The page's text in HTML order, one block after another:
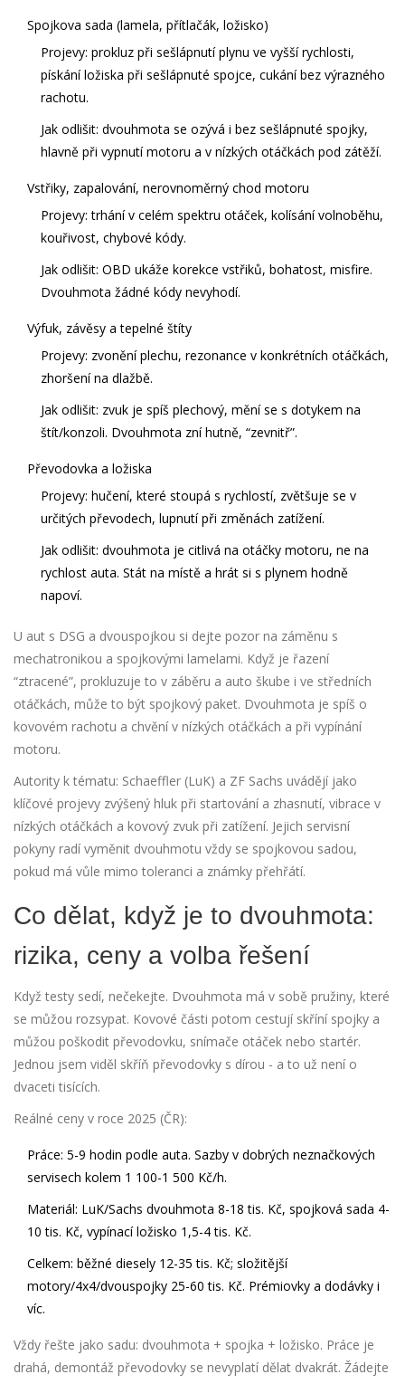
Spojkova sada (lamela, přítlačák, ložisko)
Projevy: prokluz při sešlápnutí plynu ve vyšší rychlosti,
pískání ložiska při sešlápnuté spojce, cukání bez výrazného
rachotu.
Jak odlišit: dvouhmota se ozývá i bez sešlápnuté spojky,
hlavně při vypnutí motoru a v nízkých otáčkách pod zátěží.
Vstřiky, zapalování, nerovnoměrný chod motoru
Projevy: trhání v celém spektru otáček, kolísání volnoběhu,
kouřivost, chybové kódy.
Jak odlišit: OBD ukáže korekce vstřiků, bohatost, misfire.
Dvouhmota žádné kódy nevyhodí.
Výfuk, závěsy a tepelné štíty
Projevy: zvonění plechu, rezonance v konkrétních otáčkách,
zhoršení na dlažbě.
Jak odlišit: zvuk je spíš plechový, mění se s dotykem na
štít/konzoli. Dvouhmota zní hutně, “zevnitř”.
Převodovka a ložiska
Projevy: hučení, které stoupá s rychlostí, zvětšuje se v
určitých převodech, lupnutí při změnách zatížení.
Jak odlišit: dvouhmota je citlivá na otáčky motoru, ne na
rychlost auta. Stát na místě a hrát si s plynem hodně
napoví.
U aut s DSG a dvouspojkou si dejte pozor na záměnu s
mechatronikou a spojkovými lamelami. Když je řazení
“ztracené”, prokluzuje to v záběru a auto škube i ve středních
otáčkách, může to být spojkový paket. Dvouhmota je spíš o
kovovém rachotu a chvění v nízkých otáčkách a při vypínání
motoru.
Autority k tématu: Schaeffler (LuK) a ZF Sachs uvádějí jako
klíčové projevy zvýšený hluk při startování a zhasnutí, vibrace v
nízkých otáčkách a kovový zvuk při zatížení. Jejich servisní
pokyny radí vyměnit dvouhmotu vždy se spojkovou sadou,
pokud má vůle mimo toleranci a známky přehřátí.
Co dělat, když je to dvouhmota:
rizika, ceny a volba řešení
Když testy sedí, nečekejte. Dvouhmota má v sobě pružiny, které
se můžou rozsypat. Kovové části potom cestují skříní spojky a
můžou poškodit převodovku, snímače otáček nebo startér.
Jednou jsem viděl skříň převodovky s dírou - a to už není o
dvaceti tisících.
Reálné ceny v roce 2025 (ČR):
Práce: 5-9 hodin podle auta. Sazby v dobrých neznačkových
servisech kolem 1 100-1 500 Kč/h.
Materiál: LuK/Sachs dvouhmota 8-18 tis. Kč, spojková sada 4-
10 tis. Kč, vypínací ložisko 1,5-4 tis. Kč.
Celkem: běžné diesely 12-35 tis. Kč; složitější
motory/4x4/dvouspojky 25-60 tis. Kč. Prémiovky a dodávky i
víc.
Vždy řešte jako sadu: dvouhmota + spojka + ložisko. Práce je
drahá, demontáž převodovky se nevyplatí dělat dvakrát. Žádejte